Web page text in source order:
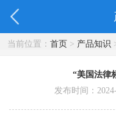
当前位置： 首页> 产品知识
“美国法律
发布时间：